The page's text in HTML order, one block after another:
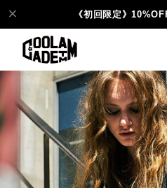
《初回限定》